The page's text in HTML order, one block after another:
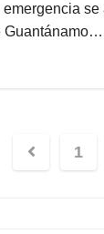
Guantánamo…
1